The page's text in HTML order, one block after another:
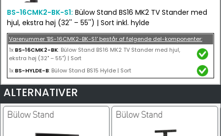
BS-16CMK2-BK-S1: Bülow Stand BS16 MK2 TV Stander med
hjul, ekstra høj (32'' – 55'') | Sort inkl. hylde
Varenummer 'BS-16CMK2-BK-S1' består af følgende del-komponenter:
1x BS-16CMK2-BK: Bülow Stand BS16 MK2 TV Stander med hjul,
ekstra høj (32" – 55") | Sort
1x BS-HYLDE-B: Bülow Stand BS15 Hylde | Sort
ALTERNATIVER